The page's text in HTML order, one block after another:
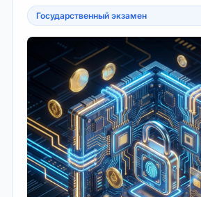
Государственный экзамен